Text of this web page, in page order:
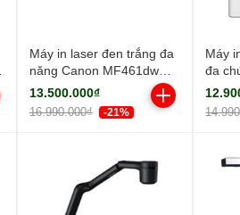
Máy in laser đen trắng đa
năng Canon MF461dw
(NK)
13.500.000₫
16.990.000₫ -21%
Máy
đa